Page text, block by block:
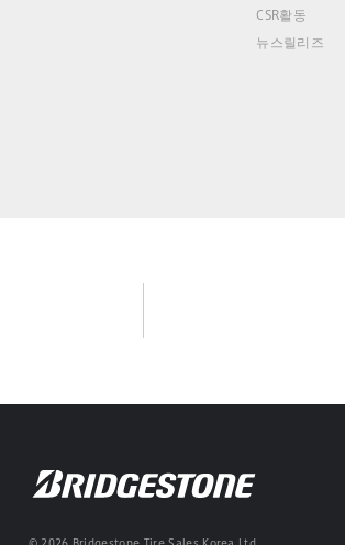
CSR활동
뉴스릴리즈